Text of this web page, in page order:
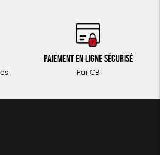
Paiement en ligne sécurisé
Par CB